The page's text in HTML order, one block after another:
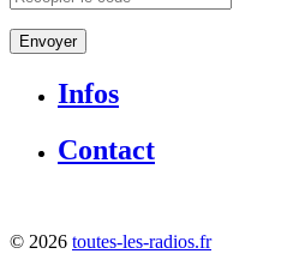
Envoyer
Infos
Contact
© 2026 toutes-les-radios.fr